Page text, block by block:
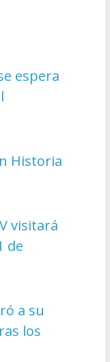
espera
Historia
visitará
de
a su
los